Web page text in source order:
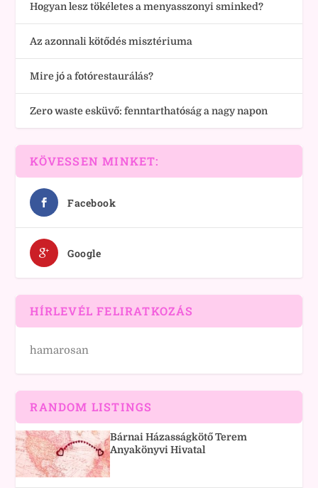
Hogyan lesz tökéletes a menyasszonyi sminked?
Az azonnali kötődés misztériuma
Mire jó a fotórestaurálás?
Zero waste esküvő: fenntarthatóság a nagy napon
KÖVESSEN MINKET:
Facebook
Google
HÍRLEVÉL FELIRATKOZÁS
hamarosan
RANDOM LISTINGS
Bárnai Házasságkötő Terem
Anyakönyvi Hivatal